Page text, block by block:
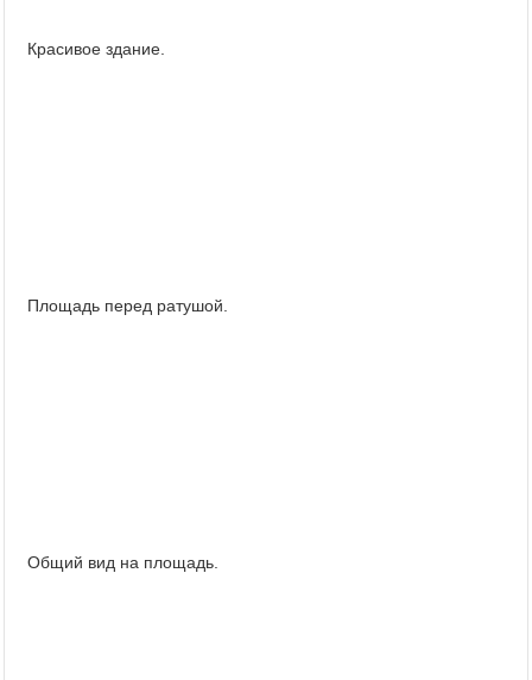
Красивое здание.
Площадь перед ратушой.
Общий вид на площадь.